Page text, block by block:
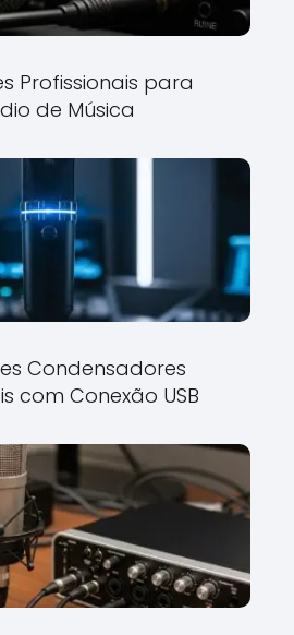
Profissionais para
de Música
Condensadores
com Conexão USB